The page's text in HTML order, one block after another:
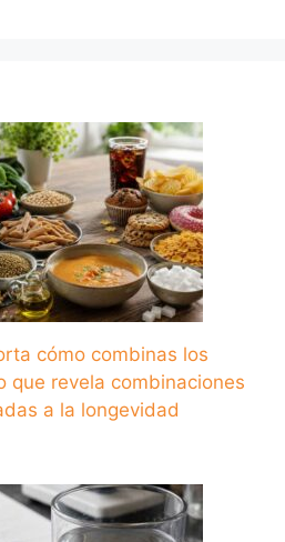
cómo combinas los
que revela combinaciones
a la longevidad